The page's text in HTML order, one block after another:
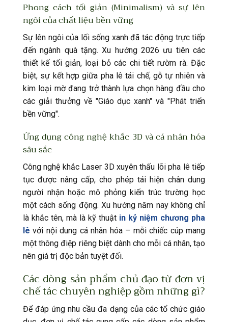
Phong cách tối giản (Minimalism) và sự lên
ngôi của chất liệu bền vững
Sự lên ngôi của lối sống xanh đã tác động trực tiếp
đến ngành quà tặng. Xu hướng 2026 ưu tiên các
thiết kế tối giản, loại bỏ các chi tiết rườm rà. Đặc
biệt, sự kết hợp giữa pha lê tái chế, gỗ tự nhiên và
kim loại mờ đang trở thành lựa chọn hàng đầu cho
các giải thưởng về "Giáo dục xanh" và "Phát triển
bền vững".
Ứng dụng công nghệ khắc 3D và cá nhân hóa
sâu sắc
Công nghệ khắc Laser 3D xuyên thấu lõi pha lê tiếp
tục được nâng cấp, cho phép tái hiện chân dung
người nhận hoặc mô phỏng kiến trúc trường học
một cách sống động. Xu hướng năm nay không chỉ
là khắc tên, mà là kỹ thuật in kỷ niệm chương pha
lê với nội dung cá nhân hóa – mỗi chiếc cúp mang
một thông điệp riêng biệt dành cho mỗi cá nhân, tạo
nên giá trị độc bản tuyệt đối.
Các dòng sản phẩm chủ đạo từ đơn vị
chế tác chuyên nghiệp gồm những gì?
Để đáp ứng nhu cầu đa dạng của các tổ chức giáo